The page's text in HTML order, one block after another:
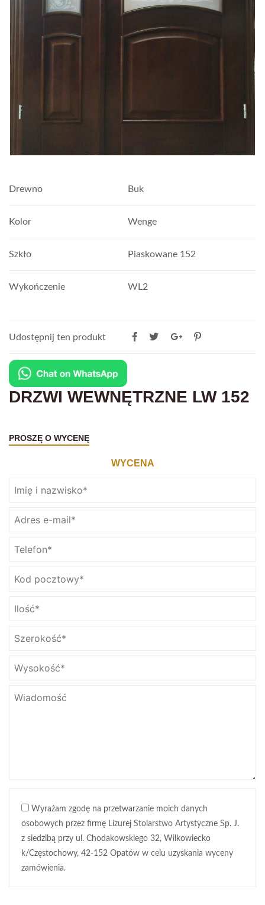
Drewno Buk
Kolor Wenge
Szkło Piaskowane 152
Wykończenie WL2
Udostępnij ten produkt
DRZWI WEWNĘTRZNE LW 152
PROSZĘ O WYCENĘ
WYCENA
Wyrażam zgodę na przetwarzanie moich danych
osobowych przez firmę Lizurej Stolarstwo Artystyczne Sp. J.
z siedzibą przy ul. Chodakowskiego 32, Wilkowiecko
k/Częstochowy, 42-152 Opatów w celu uzyskania wyceny
zamówienia.